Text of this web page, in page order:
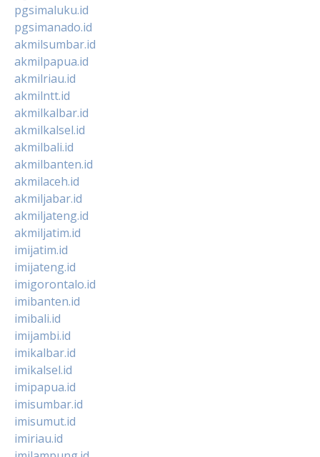
pgsimaluku.id
pgsimanado.id
akmilsumbar.id
akmilpapua.id
akmilriau.id
akmilntt.id
akmilkalbar.id
akmilkalsel.id
akmilbali.id
akmilbanten.id
akmilaceh.id
akmiljabar.id
akmiljateng.id
akmiljatim.id
imijatim.id
imijateng.id
imigorontalo.id
imibanten.id
imibali.id
imijambi.id
imikalbar.id
imikalsel.id
imipapua.id
imisumbar.id
imisumut.id
imiriau.id